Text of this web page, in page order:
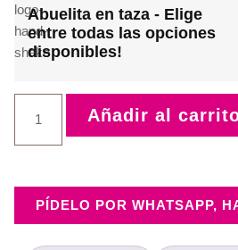
Abuelita en taza - Elige
entre todas las opciones
disponibles!
Añadir al
PÍDELO POR WHATSAPP,